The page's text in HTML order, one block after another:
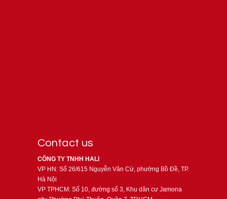
Contact us
CÔNG TY TNHH HALI
VP HN: Số 26/615 Nguyễn Văn Cừ, phường Bồ Đề, TP.
Hà Nội
VP TPHCM: Số 10, đường số 3, Khu dân cư Jamona